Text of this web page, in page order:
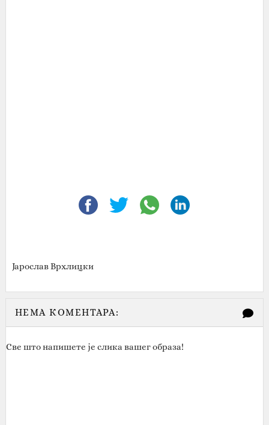
Јарослав Врхлицки
НЕМА КОМЕНТАРА:
Све што напишете је слика вашег образа!